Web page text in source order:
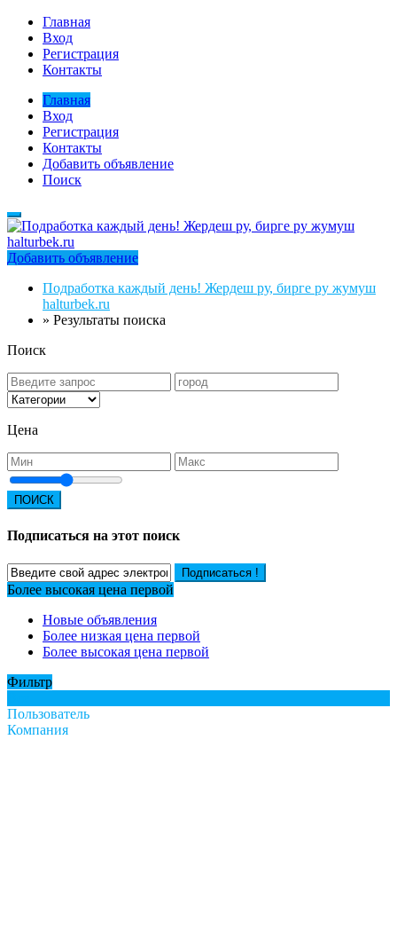
Главная
Вход
Регистрация
Контакты
Главная
Вход
Регистрация
Контакты
Добавить объявление
Поиск
Добавить объявление
Подработка каждый день! Жердеш ру, бирге ру жумуш
halturbek.ru
» Результаты поиска
Поиск
Цена
ПОИСК
Подписаться на этот поиск
Подписаться !
Более высокая цена первой
Новые объявления
Более низкая цена первой
Более высокая цена первой
Фильтр
Пользователь
Компания